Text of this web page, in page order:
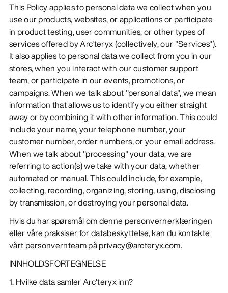
This Policy applies to personal data we collect when you
use our products, websites, or applications or participate
in product testing, user communities, or other types of
services offered by Arc'teryx (collectively, our "Services").
It also applies to personal data we collect from you in our
stores, when you interact with our customer support
team, or participate in our events, promotions, or
campaigns. When we talk about "personal data", we mean
information that allows us to identify you either straight
away or by combining it with other information. This could
include your name, your telephone number, your
customer number, order numbers, or your email address.
When we talk about "processing" your data, we are
referring to action(s) we take with your data, whether
automated or manual. This could include, for example,
collecting, recording, organizing, storing, using, disclosing
by transmission, or destroying your personal data.
Hvis du har spørsmål om denne personvernerklæringen
eller våre praksiser for databeskyttelse, kan du kontakte
vårt personvernteam på privacy@arcteryx.com.
INNHOLDSFORTEGNELSE
1. Hvilke data samler Arc’teryx inn?